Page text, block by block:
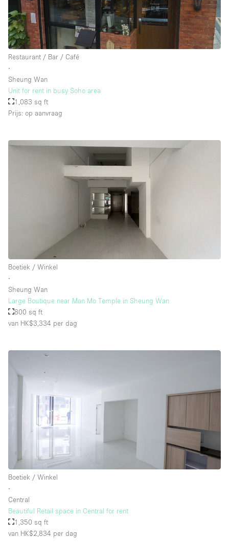
Restaurant / Bar / Café
∙
Sheung Wan
Unit for rent in busy Soho area
1,083 sq ft
Prijs: op aanvraag
Boetiek / Winkel
∙
Sheung Wan
Large Boutique near Man Mo Temple in Sheung Wan
800 sq ft
van HK$3,334 per dag
Boetiek / Winkel
∙
Central
Beautiful Retail space in Central for rent
1,350 sq ft
van HK$2,834 per dag